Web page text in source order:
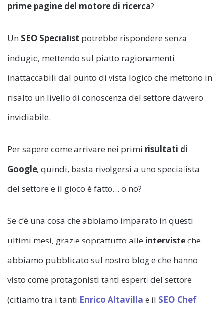
prime pagine del motore di ricerca?
Un SEO Specialist potrebbe rispondere senza
indugio, mettendo sul piatto ragionamenti
inattaccabili dal punto di vista logico che mettono in
risalto un livello di conoscenza del settore davvero
invidiabile.
Per sapere come arrivare nei primi risultati di
Google, quindi, basta rivolgersi a uno specialista
del settore e il gioco è fatto… o no?
Se c’è una cosa che abbiamo imparato in questi
ultimi mesi, grazie soprattutto alle intervisteche
abbiamo pubblicato sul nostro blog e che hanno
visto come protagonisti tanti esperti del settore
(citiamo tra i tanti Enrico Altavilla e il SEO Chef